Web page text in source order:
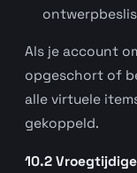
Als je account
opgeschort of
alle virtuele
gekoppeld.
10.2